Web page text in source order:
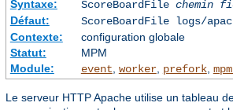
Syntaxe:
ScoreBoardFile chemin
Défaut:
ScoreBoardFile logs/
Contexte:
configuration globale
Statut:
MPM
Module:
event, worker, prefork,
Le serveur HTTP Apache utilise un tableau